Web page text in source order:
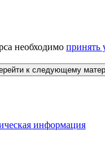
необходимо принять
к следующему
информация